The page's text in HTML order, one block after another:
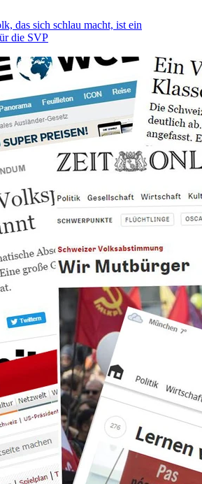
das sich schlau macht, ist ein
die SVP